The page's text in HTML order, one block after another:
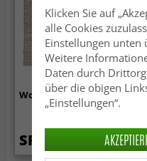
Wollteppich - Otago (braun)
SFr. 97.99
Klicken Sie auf
alle Cookies
Einstellungen unten
Weitere
Daten durch
über die obigen
„Einstellungen“.